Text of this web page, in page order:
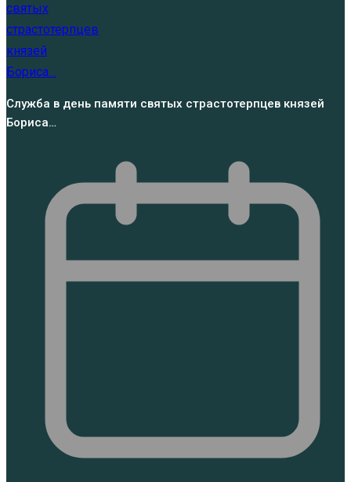
Служба в день памяти святых страстотерпцев князей
Бориса…